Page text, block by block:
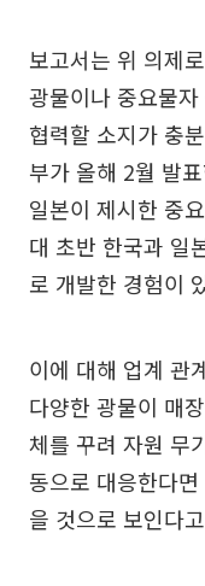
보고서는 위 의제
광물이나 중요물
협력할 소지가 충
부가 올해 2월 발
일본이 제시한 중
대 초반 한국과 일
로 개발한 경험이
이에 대해 업계 관
다양한 광물이 매
체를 꾸려 자원 무
동으로 대응한다
을 것으로 보인다